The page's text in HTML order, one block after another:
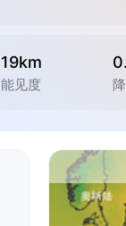
19km
能见度